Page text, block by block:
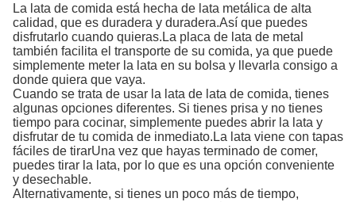
La lata de comida está hecha de lata metálica de alta
calidad, que es duradera y duradera.Así que puedes
disfrutarlo cuando quieras.La placa de lata de metal
también facilita el transporte de su comida, ya que puede
simplemente meter la lata en su bolsa y llevarla consigo a
donde quiera que vaya.
Cuando se trata de usar la lata de lata de comida, tienes
algunas opciones diferentes. Si tienes prisa y no tienes
tiempo para cocinar, simplemente puedes abrir la lata y
disfrutar de tu comida de inmediato.La lata viene con tapas
fáciles de tirarUna vez que hayas terminado de comer,
puedes tirar la lata, por lo que es una opción conveniente
y desechable.
Alternativamente, si tienes un poco más de tiempo,